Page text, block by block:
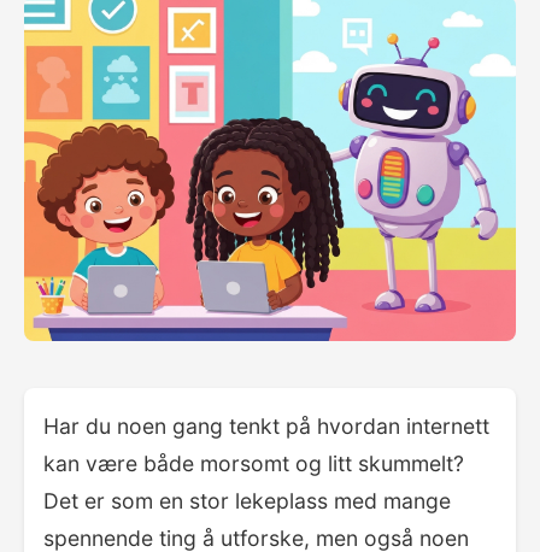
Har du noen gang tenkt på hvordan internett
kan være både morsomt og litt skummelt?
Det er som en stor lekeplass med mange
spennende ting å utforske, men også noen